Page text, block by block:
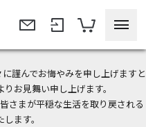
謹んでお悔やみを申し上げますと
お見舞い申し上げます。
さまが平穏な生活を取り戻される
ます。
ポンプレゼント！